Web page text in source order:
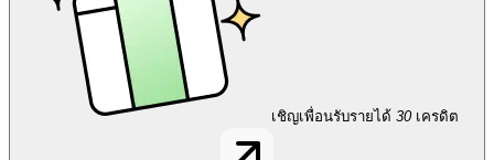
เชิญเพื่อนรับรายได้ 30 เครดิต